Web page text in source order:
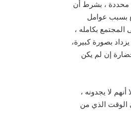
محددة ، بشرط أن
بسبب عوامل
بكامله ،
بصورة كبيرة،
إن لم يكن
لا يجدونه ،
الوقت الذي من